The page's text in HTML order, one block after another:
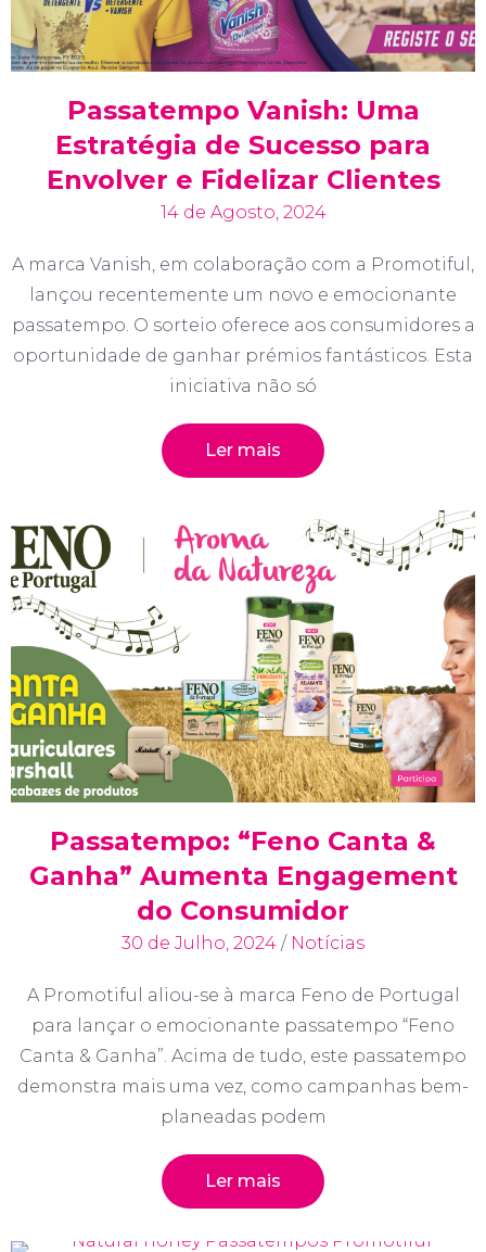
Passatempo Vanish: Uma
Estratégia de Sucesso para
Envolver e Fidelizar Clientes
14 de Agosto, 2024
A marca Vanish, em colaboração com a Promotiful,
lançou recentemente um novo e emocionante
passatempo. O sorteio oferece aos consumidores a
oportunidade de ganhar prémios fantásticos. Esta
iniciativa não só
Ler mais
Passatempo: “Feno Canta &
Ganha” Aumenta Engagement
do Consumidor
30 de Julho, 2024 / Notícias
A Promotiful aliou-se à marca Feno de Portugal
para lançar o emocionante passatempo “Feno
Canta & Ganha”. Acima de tudo, este passatempo
demonstra mais uma vez, como campanhas bem-
planeadas podem
Ler mais